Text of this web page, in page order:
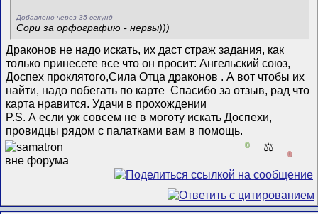
Добавлено через 35 секунд
Сори за орфографию - нервы)))
Драконов не надо искать, их даст страж задания, как
только принесете все что он просит: Ангельский союз,
Доспех проклятого,Сила Отца драконов . А вот чтобы их
найти, надо побегать по карте Спасибо за отзыв, рад что
карта нравится. Удачи в прохождении
P.S. А если уж совсем не в моготу искать Доспехи,
провидцы рядом с палатками вам в помощь.
0 ⚖️
0